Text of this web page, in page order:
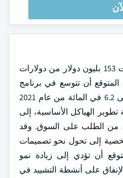
وتجاوزت 153 بليون دولار من دولارات
في عام 2020، ومن المتوقع أن تتوسع في برنامج
تقييم المخاطر المؤسسية بما يزيد على 6.2 في المائة من عام 2021
تطوير الهياكل الأساسية، إلى
من الطلب على السوق. وقد
إلى تحول نحو تصميمات
أن تؤدي إلى زيادة نمو
على أنشطة التشييد في